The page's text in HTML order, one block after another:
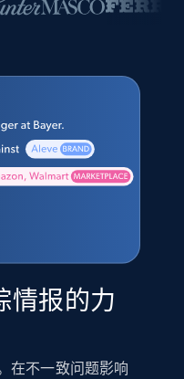
情报的力
在不一致问题影响